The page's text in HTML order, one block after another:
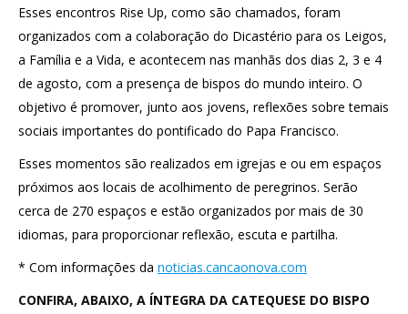
Esses encontros Rise Up, como são chamados, foram
organizados com a colaboração do Dicastério para os Leigos,
a Família e a Vida, e acontecem nas manhãs dos dias 2, 3 e 4
de agosto, com a presença de bispos do mundo inteiro. O
objetivo é promover, junto aos jovens, reflexões sobre temais
sociais importantes do pontificado do Papa Francisco.
Esses momentos são realizados em igrejas e ou em espaços
próximos aos locais de acolhimento de peregrinos. Serão
cerca de 270 espaços e estão organizados por mais de 30
idiomas, para proporcionar reflexão, escuta e partilha.
* Com informações da noticias.cancaonova.com
CONFIRA, ABAIXO, A ÍNTEGRA DA CATEQUESE DO BISPO